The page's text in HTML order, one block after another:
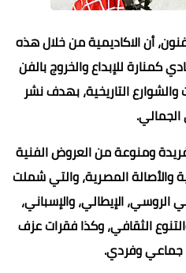
أن الاكاديمية من خلال هذه
كمنارة للإبداع والخروج بالفن
التاريخية، بهدف نشر
ومنوعة من العروض الفنية
والأصالة المصرية، والتي شملت
الروسي، الإيطالي، والإسباني،
الثقافي، وكذا فقرات عزف
جماعي وفردي.